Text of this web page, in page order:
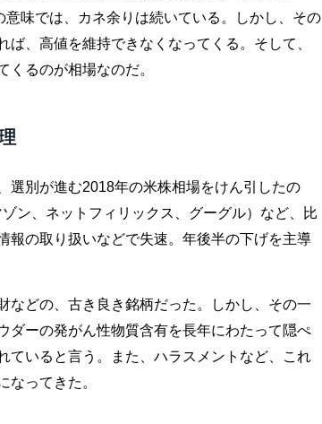
味では、カネ余りは続いている。しかし、その
、高値を維持できなくなってくる。そして、
るのが相場なのだ。
選別が進む2018年の米株相場をけん引したの
ン、ネットフィリックス、グーグル）など、比
報の取り扱いなどで失速。年後半の下げを主導
などの、古き良き銘柄だった。しかし、その一
ダーの発がん性物質含有を長年にわたって隠ぺ
ていると言う。また、ハラスメントなど、これ
なってきた。